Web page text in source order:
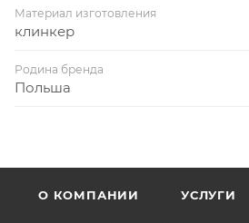
Материал изготовления
клинкер
Родина бренда
Польша
О КОМПАНИИ УСЛУГИ